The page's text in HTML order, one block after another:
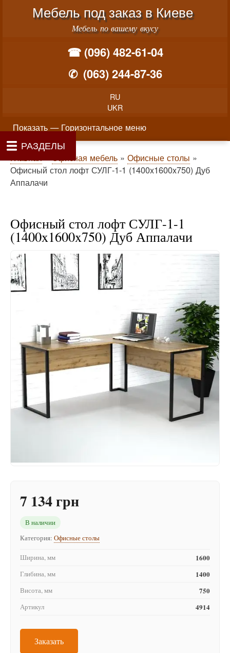
Перейти к основному
Меню учётной записи пользователя
Мебель под заказ в Киеве
Мебель по вашему вкусу
☎ (096) 482-61-04
✆ (063) 244-87-36
RU
UKR
Горизонтальное меню
Показать — Горизонтальное меню
Главная
Как производится заказ мебели
О нас
Материалы и фурнитура
Цены
Контакты
Фотогалерея
Строка навигации
Главная Офисная мебель
Офисные столы
Офисный стол лофт СУЛГ-1-1 (1400x1600x750) Дуб
Аппалачи
Офисный стол лофт СУЛГ-1-1
(1400x1600x750) Дуб Аппалачи
7 134 грн
В наличии
Категория: Офисные столы
Ширина, мм 1600
Глибина, мм 1400
Висота, мм 750
Артикул 4914
Заказать
РАЗДЕЛЫ